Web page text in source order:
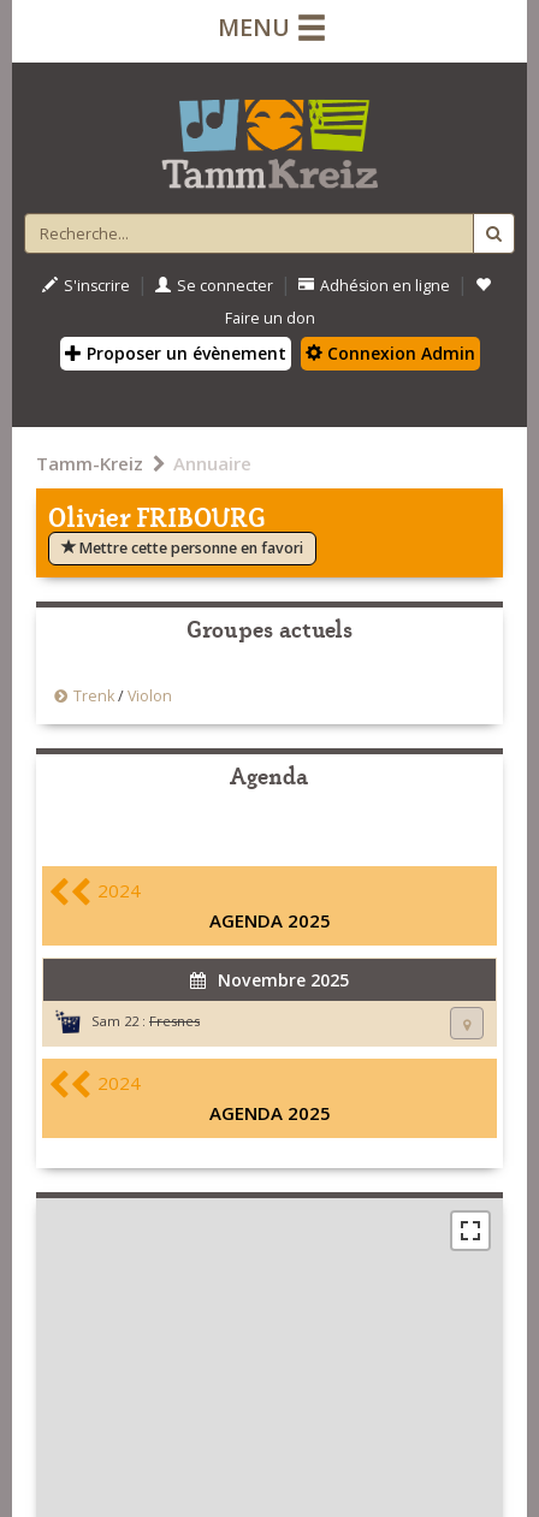
MENU
S'inscrire | Se connecter | Adhésion en ligne |
Faire un don
Proposer un évènement Connexion Admin
Tamm-Kreiz Annuaire
Olivier FRIBOURG
Mettre cette personne en favori
Groupes actuels
Trenk/Violon
Agenda
2024
AGENDA 2025
Novembre 2025
Sam 22 : Fresnes
2024
AGENDA 2025